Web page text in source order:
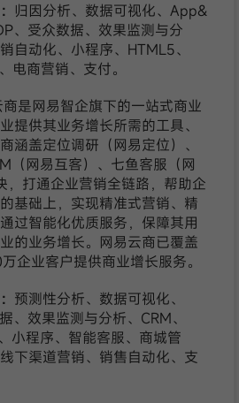
归因分析、数据可视化、App&
、受众数据、效果监测与分
自动化、小程序、HTML5、
电商营销、支付。
商是网易智企旗下的一站式商业
提供其业务增长所需的工具、
涵盖定位调研（网易定位）、
（网易互客）、七鱼客服（网
，打通企业营销全链路，帮助企
基础上，实现精准式营销、精
过智能化优质服务，保障其用
的业务增长。网易云商已覆盖
企业客户提供商业增长服务。
预测性分析、数据可视化、
、效果监测与分析、CRM、
小程序、智能客服、商城管
下渠道营销、销售自动化、支